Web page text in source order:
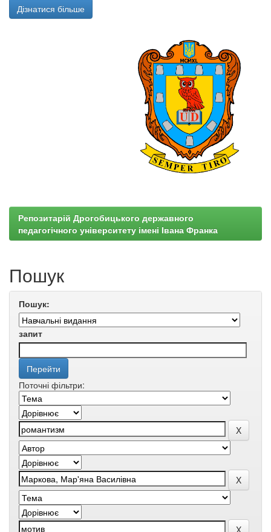
Дізнатися більше
Репозитарій Дрогобицького державного
педагогічного університету імені Івана Франка
Пошук
Пошук:
запит
Поточні фільтри: